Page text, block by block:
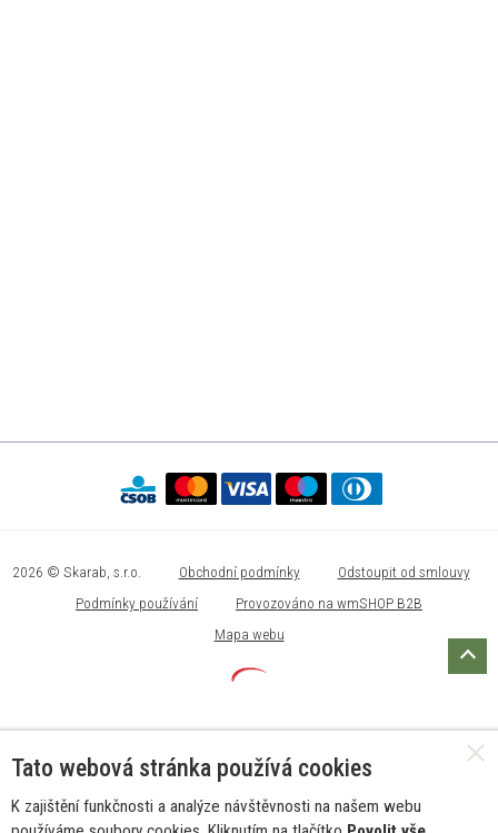
2026 © Skarab, s.r.o. Obchodní podmínky
Odstoupit od smlouvy
Podmínky používání
Provozováno na wmSHOP B2B
Mapa webu
Tato webová stránka používá cookies
K zajištění funkčnosti a analýze návštěvnosti na našem webu